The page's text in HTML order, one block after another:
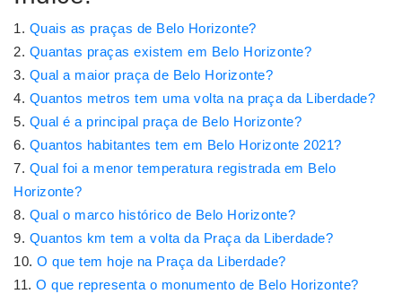
Quais as praças de Belo Horizonte?
Quantas praças existem em Belo Horizonte?
Qual a maior praça de Belo Horizonte?
Quantos metros tem uma volta na praça da Liberdade?
Qual é a principal praça de Belo Horizonte?
Quantos habitantes tem em Belo Horizonte 2021?
Qual foi a menor temperatura registrada em Belo
Horizonte?
Qual o marco histórico de Belo Horizonte?
Quantos km tem a volta da Praça da Liberdade?
O que tem hoje na Praça da Liberdade?
O que representa o monumento de Belo Horizonte?